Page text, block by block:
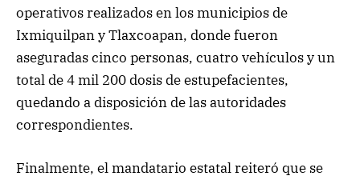
operativos realizados en los municipios de
Ixmiquilpan y Tlaxcoapan, donde fueron
aseguradas cinco personas, cuatro vehículos y un
total de 4 mil 200 dosis de estupefacientes,
quedando a disposición de las autoridades
correspondientes.
Finalmente, el mandatario estatal reiteró que se